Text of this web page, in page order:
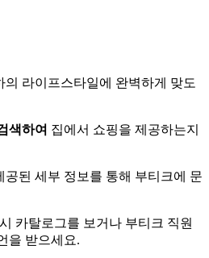
라이프스타일에 완벽하게 맞도
색하여 집에서 쇼핑을 제공하는지
공된 세부 정보를 통해 부티크에 문
카탈로그를 보거나 부티크 직원
을 받으세요.